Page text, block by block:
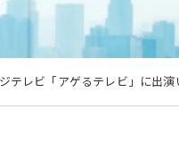
レビ「アゲるテレビ」に出演